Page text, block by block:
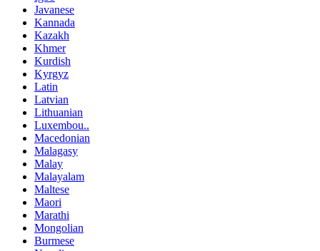
Javanese
Kannada
Kazakh
Khmer
Kurdish
Kyrgyz
Latin
Latvian
Lithuanian
Luxembou..
Macedonian
Malagasy
Malay
Malayalam
Maltese
Maori
Marathi
Mongolian
Burmese